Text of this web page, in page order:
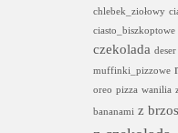
chlebek_ziołowy
ciasto_biszkoptowe
czekolada deser
muffinki_pizzowe
oreo pizza wanilia
bananami z